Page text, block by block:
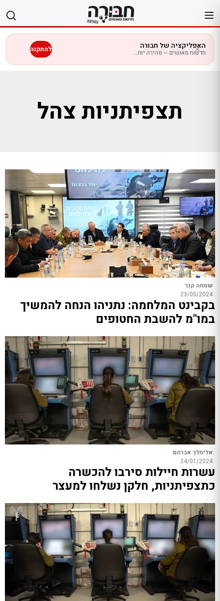
לתוכן
האפליקציה של חבורה
חדשות מאנשים — מהירה יותר בנייד להתקנה
תצפיתניות צהל
שמחה קנר
23/05/2024
בקבינט המלחמה: נתניהו הנחה להמשיך
במו"מ להשבת החטופים
אלימלך אברהם
24/01/2024
עשרות חיילות סירבו להכשרה
כתצפיתניות, חלקן נשלחו למעצר